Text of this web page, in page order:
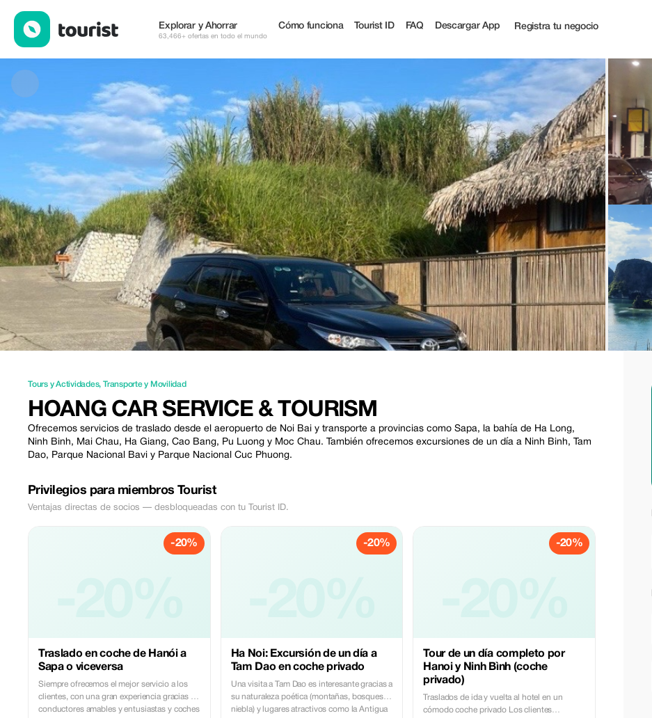
Explorar y Ahorrar
63,466+ ofertas en todo el mundo
Cómo funciona Tourist ID FAQ Descargar App Registra tu negocio
Tours y Actividades, Transporte y Movilidad
HOANG CAR SERVICE & TOURISM
Ofrecemos servicios de traslado desde el aeropuerto de Noi Bai y transporte a provincias como Sapa, la bahía de Ha Long,
Ninh Binh, Mai Chau, Ha Giang, Cao Bang, Pu Luong y Moc Chau. También ofrecemos excursiones de un día a Ninh Binh, Tam
Dao, Parque Nacional Bavi y Parque Nacional Cuc Phuong.
Privilegios para miembros Tourist
Ventajas directas de socios — desbloqueadas con tu Tourist ID.
-20%
Traslado en coche de Hanói a
Sapa o viceversa
Siempre ofrecemos el mejor servicio a los
clientes, con una gran experiencia gracias a
conductores amables y entusiastas y coches
-20%
Ha Noi: Excursión de un día a
Tam Dao en coche privado
Una visita a Tam Dao es interesante gracias a
su naturaleza poética (montañas, bosques,
niebla) y lugares atractivos como la Antigua
-20%
Tour de un día completo por
Hanoi y Ninh Bình (coche
privado)
Traslados de ida y vuelta al hotel en un
cómodo coche privado Los clientes